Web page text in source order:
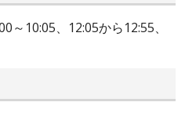
10:05、12:05から12:55、